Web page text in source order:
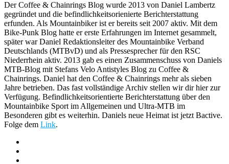
Der Coffee & Chainrings Blog wurde 2013 von Daniel Lambertz
gegründet und die befindlichkeitsorienierte Berichterstattung
erfunden. Als Mountainbiker ist er bereits seit 2007 aktiv. Mit dem
Bike-Punk Blog hatte er erste Erfahrungen im Internet gesammelt,
später war Daniel Redaktionsleiter des Mountainbike Verband
Deutschlands (MTBvD) und als Pressesprecher für den RSC
Niederrhein aktiv. 2013 gab es einen Zusammenschuss von Daniels
MTB-Blog mit Stefans Velo Antistyles Blog zu Coffee &
Chainrings. Daniel hat den Coffee & Chainrings mehr als sieben
Jahre betrieben. Das fast vollständige Archiv stellen wir dir hier zur
Verfügung. Befindlichkeitsorientierte Berichterstattung über den
Mountainbike Sport im Allgemeinen und Ultra-MTB im
Besonderen gibt es weiterhin. Daniels neue Heimat ist jetzt Bactive.
Folge dem Link.